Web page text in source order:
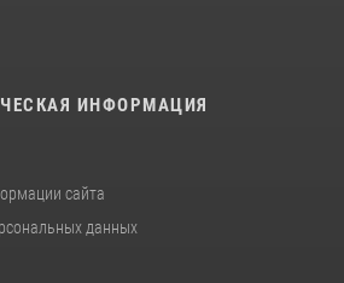
ИНФОРМАЦИЯ
сайта
данных